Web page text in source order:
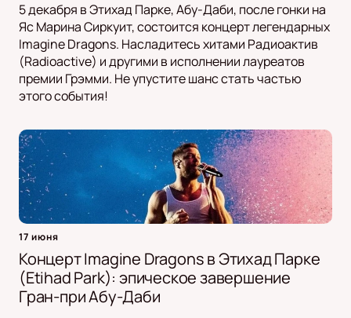
5 декабря в Этихад Парке, Абу-Даби, после гонки на
Яс Марина Сиркуит, состоится концерт легендарных
Imagine Dragons. Насладитесь хитами Радиоактив
(Radioactive) и другими в исполнении лауреатов
премии Грэмми. Не упустите шанс стать частью
этого события!
17 июня
Концерт Imagine Dragons в Этихад Парке
(Etihad Park): эпическое завершение
Гран-при Абу-Даби